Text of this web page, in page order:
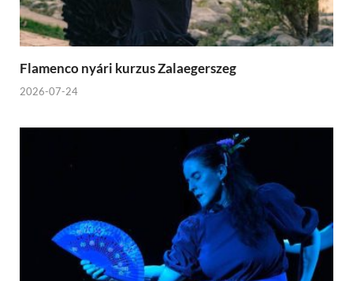
Flamenco nyári kurzus Zalaegerszeg
2026-07-24